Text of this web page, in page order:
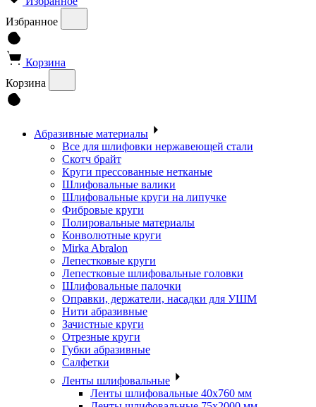
Избранное
Корзина
Корзина
Абразивные материалы
Все для шлифовки нержавеющей стали
Скотч брайт
Круги прессованные нетканые
Шлифовальные валики
Шлифовальные круги на липучке
Фибровые круги
Полировальные материалы
Конволютные круги
Mirka Abralon
Лепестковые круги
Лепестковые шлифовальные головки
Шлифовальные палочки
Оправки, держатели, насадки для УШМ
Нити абразивные
Зачистные круги
Отрезные круги
Губки абразивные
Салфетки
Ленты шлифовальные
Ленты шлифовальные 40х760 мм